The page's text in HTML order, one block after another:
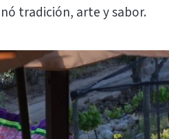
tradición, arte y sabor.